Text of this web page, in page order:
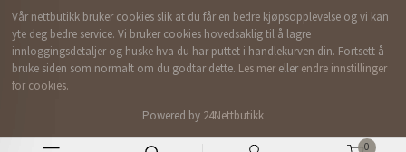
0
Vår nettbutikk bruker cookies slik at du får en bedre kjøpsopplevelse og vi kan
yte deg bedre service. Vi bruker cookies hovedsaklig til å lagre
innloggingsdetaljer og huske hva du har puttet i handlekurven din. Fortsett å
bruke siden som normalt om du godtar dette. Les mer eller endre innstillinger
for cookies.
Powered by 24Nettbutikk